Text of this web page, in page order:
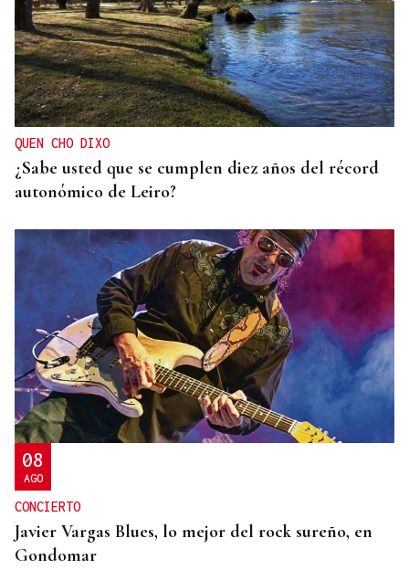
QUEN CHO DIXO
¿Sabe usted que se cumplen diez años del récord
autonómico de Leiro?
08
AGO
CONCIERTO
Javier Vargas Blues, lo mejor del rock sureño, en
Gondomar